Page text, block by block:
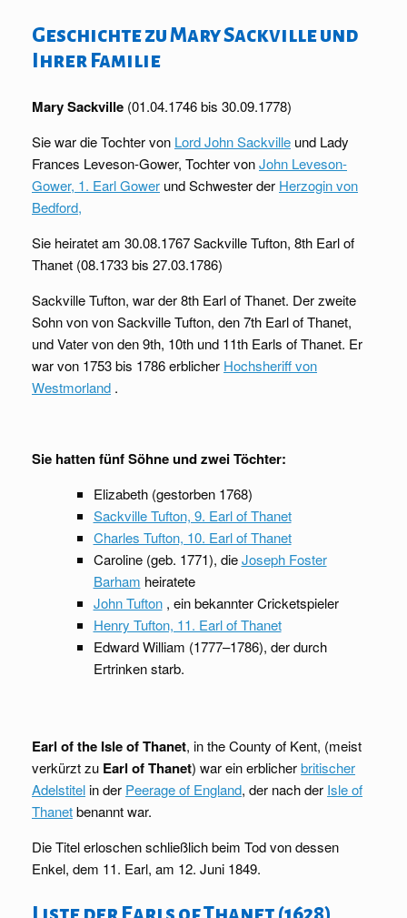
Geschichte zu Mary Sackville und
Ihrer Familie
Mary Sackville (01.04.1746 bis 30.09.1778)
Sie war die Tochter von Lord John Sackville und Lady
Frances Leveson-Gower, Tochter vonJohn Leveson-
Gower, 1. Earl Gower und Schwester der Herzogin von
Bedford,
Sie heiratet am 30.08.1767 Sackville Tufton, 8th Earl of
Thanet (08.1733 bis 27.03.1786)
Sackville Tufton, war der 8th Earl of Thanet. Der zweite
Sohn von von Sackville Tufton, den 7th Earl of Thanet,
und Vater von den 9th, 10th und 11th Earls of Thanet. Er
war von 1753 bis 1786 erblicher Hochsheriff von
Westmorland .
Sie hatten fünf Söhne und zwei Töchter:
Elizabeth (gestorben 1768)
Sackville Tufton, 9. Earl of Thanet
Charles Tufton, 10. Earl of Thanet
Caroline (geb. 1771), dieJoseph Foster
Barham heiratete
John Tufton, ein bekannter Cricketspieler
Henry Tufton, 11. Earl of Thanet
Edward William (1777–1786), der durch
Ertrinken starb.
Earl of the Isle of Thanet, in the County of Kent, (meist
verkürzt zu Earl of Thanet) war ein erblicherbritischer
Adelstitelin der Peerage of England, der nach der Isle of
Thanetbenannt war.
Die Titel erloschen schließlich beim Tod von dessen
Enkel, dem 11. Earl, am 12. Juni 1849.